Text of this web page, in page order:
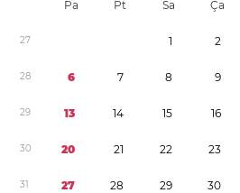
Pa Pt Sa Ça
27 1 2
28 6 7 8 9
29 13 14 15 16
30 20 21 22 23
31 27 28 29 30